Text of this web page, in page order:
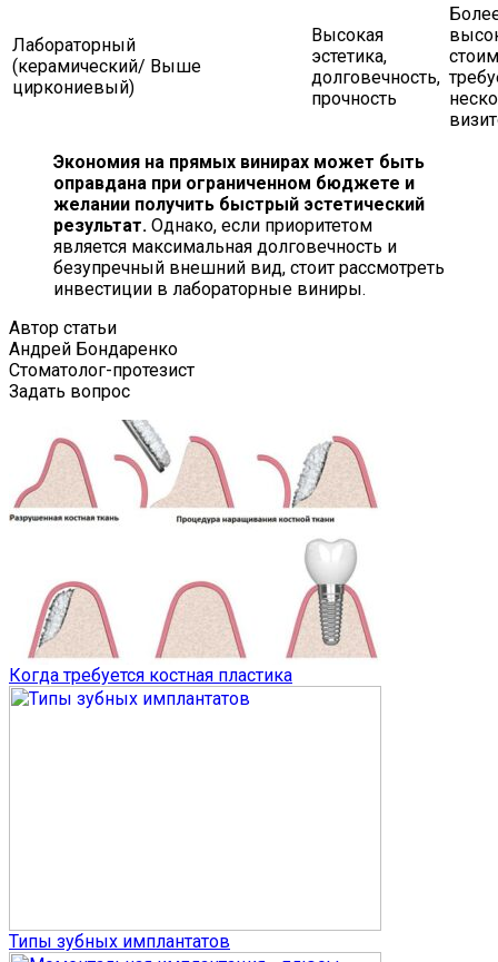
Лабораторный
(керамический/
циркониевый)
Выше
Высокая
эстетика,
долговечность,
прочность
Экономия на прямых винирах может быть
оправдана при ограниченном бюджете и
желании получить быстрый эстетический
результат. Однако, если приоритетом
является максимальная долговечность и
безупречный внешний вид, стоит рассмотреть
инвестиции в лабораторные виниры.
Автор статьи
Андрей Бондаренко
Стоматолог-протезист
Задать вопрос
Когда требуется костная пластика
Типы зубных имплантатов